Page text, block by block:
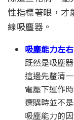
性指標著眼，才
線吸塵器。
吸塵能力左
既然是吸塵
這邊先釐清
電壓下運作
選購時並不
吸塵能力的